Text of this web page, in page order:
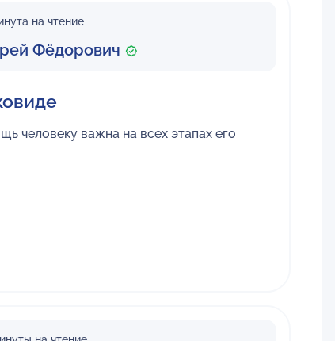
на чтение
Фёдорович
человеку важна на всех этапах его